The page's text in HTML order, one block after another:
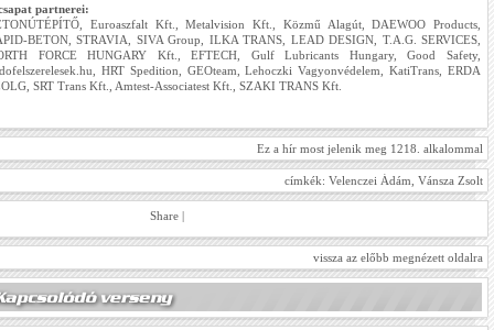
partnerei:
Euroaszfalt Kft., Metalvision Kft., Közmű Alagút, DAEWOO Products,
BETON, STRAVIA, SIVA Group, ILKA TRANS, LEAD DESIGN, T.A.G. SERVICES,
FORCE HUNGARY Kft., EFTECH, Gulf Lubricants Hungary, Good Safety,
HRT Spedition, GEOteam, Lehoczki Vagyonvédelem, KatiTrans, ERDA
SRT Trans Kft., Amtest-Associatest Kft., SZAKI TRANS Kft.
Ez a hír most jelenik meg 1218. alkalommal
címkék: Velenczei Ádám Vánsza Zsolt
Share |
vissza az előbb megnézett oldalra